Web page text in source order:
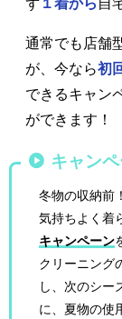
ず １着から 自
通常でも店舗
が、今なら初
できるキャン
ができます！
キャン
冬物の収納前
気持ちよく着
キャンペーン
クリーニング
し、次のシー
に、夏物の使